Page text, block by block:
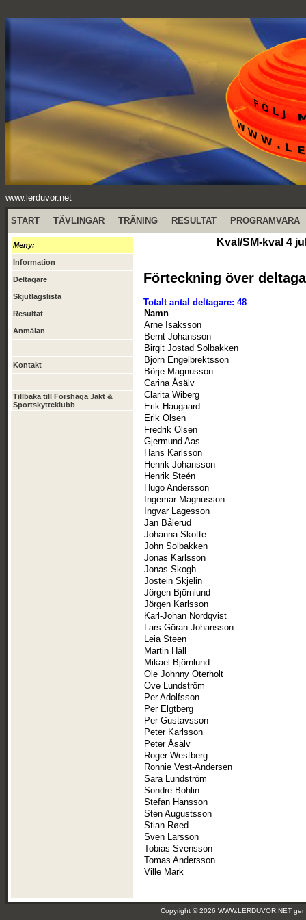
www.lerduvor.net
START TÄVLINGAR TRÄNING RESULTAT PROGRAMVARA
Meny:
Information
Deltagare
Skjutlagslista
Resultat
Anmälan
Kontakt
Tillbaka till Forshaga Jakt &
Sportskytteklubb
Kval/SM-kval 4
Förteckning över
Totalt antal deltagare: 48
Namn
Arne Isaksson
Bernt Johansson
Birgit Jostad Solbakken
Björn Engelbrektsson
Börje Magnusson
Carina Åsälv
Clarita Wiberg
Erik Haugaard
Erik Olsen
Fredrik Olsen
Gjermund Aas
Hans Karlsson
Henrik Johansson
Henrik Steén
Hugo Andersson
Ingemar Magnusson
Ingvar Lagesson
Jan Bålerud
Johanna Skotte
John Solbakken
Jonas Karlsson
Jonas Skogh
Jostein Skjelin
Jörgen Björnlund
Jörgen Karlsson
Karl-Johan Nordqvist
Lars-Göran Johansson
Leia Steen
Martin Häll
Mikael Björnlund
Ole Johnny Oterholt
Ove Lundström
Per Adolfsson
Per Elgtberg
Per Gustavsson
Peter Karlsson
Peter Åsälv
Roger Westberg
Ronnie Vest-Andersen
Sara Lundström
Sondre Bohlin
Stefan Hansson
Sten Augustsson
Stian Røed
Sven Larsson
Tobias Svensson
Tomas Andersson
Ville Mark
Copyright © 2026 WWW.LERDUVOR.NET